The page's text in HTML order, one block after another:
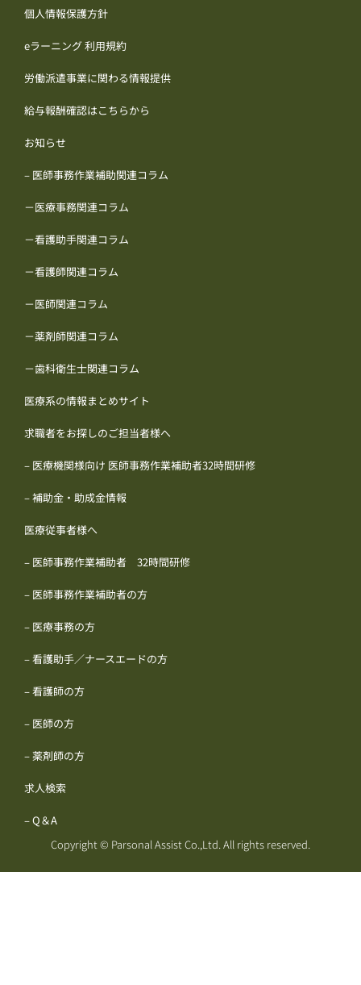
個人情報保護方針
eラーニング 利用規約
労働派遣事業に関わる情報提供
給与報酬確認はこちらから
お知らせ
– 医師事務作業補助関連コラム
－医療事務関連コラム
－看護助手関連コラム
－看護師関連コラム
－医師関連コラム
－薬剤師関連コラム
－歯科衛生士関連コラム
医療系の情報まとめサイト
求職者をお探しのご担当者様へ
– 医療機関様向け 医師事務作業補助者32時間研修
– 補助金・助成金情報
医療従事者様へ
– 医師事務作業補助者 32時間研修
– 医師事務作業補助者の方
– 医療事務の方
– 看護助手／ナースエードの方
– 看護師の方
– 医師の方
– 薬剤師の方
求人検索
– Q＆A
Copyright © Parsonal Assist Co.,Ltd. All rights reserved.